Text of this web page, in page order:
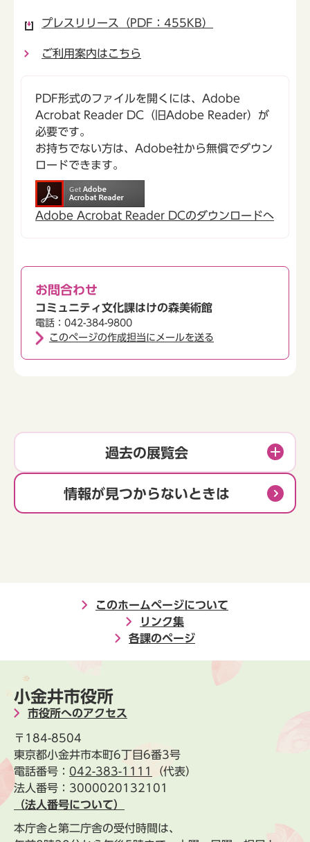
プレスリリース（PDF：455KB）
ご利用案内はこちら
PDF形式のファイルを開くには、Adobe
Acrobat Reader DC（旧Adobe Reader）が
必要です。
お持ちでない方は、Adobe社から無償でダウン
ロードできます。
Adobe Acrobat Reader DCのダウンロードへ
お問合わせ
コミュニティ文化課はけの森美術館
電話：042-384-9800
このページの作成担当にメールを送る
過去の展覧会
情報が見つからないときは
このホームページについて
リンク集
各課のページ
小金井市役所
市役所へのアクセス
〒184-8504
東京都小金井市本町6丁目6番3号
電話番号： 042-383-1111
（代表）
法人番号：3000020132101
（法人番号について）
本庁舎と第二庁舎の受付時間は、